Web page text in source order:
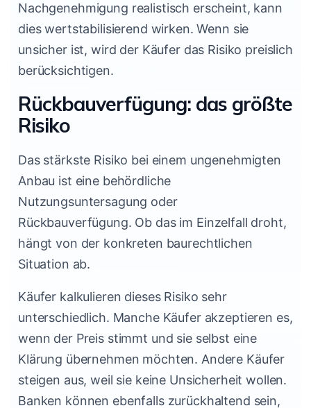
Nachgenehmigung realistisch erscheint, kann
dies wertstabilisierend wirken. Wenn sie
unsicher ist, wird der Käufer das Risiko preislich
berücksichtigen.
Rückbauverfügung: das größte
Risiko
Das stärkste Risiko bei einem ungenehmigten
Anbau ist eine behördliche
Nutzungsuntersagung oder
Rückbauverfügung. Ob das im Einzelfall droht,
hängt von der konkreten baurechtlichen
Situation ab.
Käufer kalkulieren dieses Risiko sehr
unterschiedlich. Manche Käufer akzeptieren es,
wenn der Preis stimmt und sie selbst eine
Klärung übernehmen möchten. Andere Käufer
steigen aus, weil sie keine Unsicherheit wollen.
Banken können ebenfalls zurückhaltend sein,